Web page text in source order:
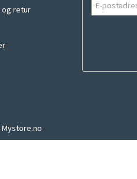
og retur
Mystore.no